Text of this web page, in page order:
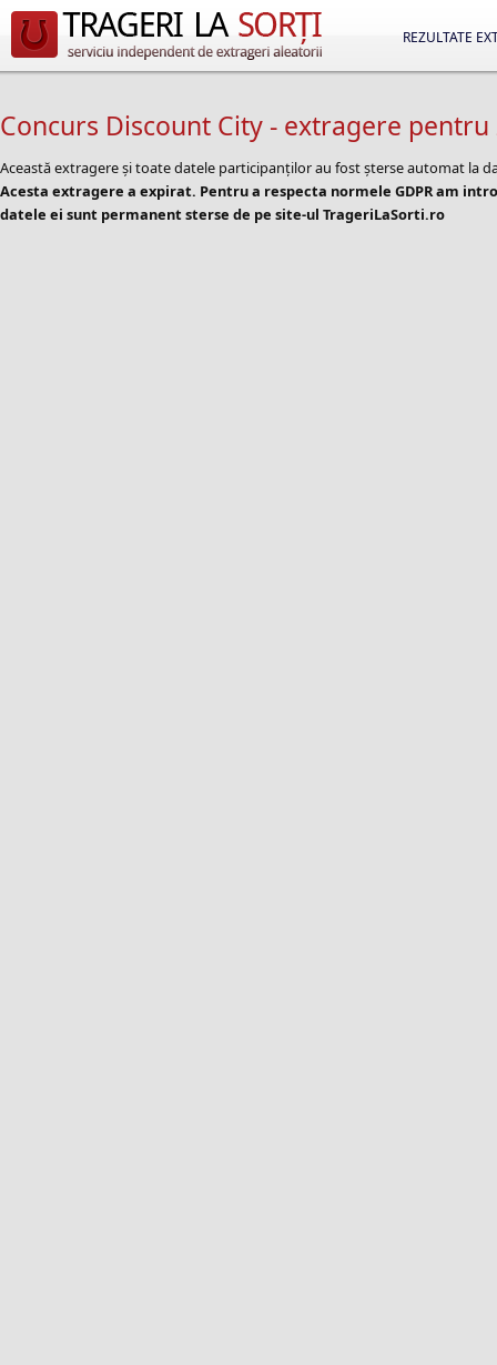
REZULTATE
Concurs Discount City - extragere
Această extragere și toate datele participanților au fost șterse automat la
Acesta extragere a expirat. Pentru a respecta normele GDPR am
datele ei sunt permanent sterse de pe site-ul TrageriLaSorti.ro